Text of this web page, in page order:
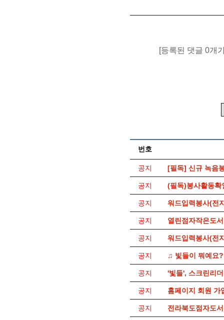
[등록된 댓글 0개
번호
공지 [필독] 신규 녹음
공지 (필독)봉사활동확
공지 워드입력봉사(전
공지 열린점자작은도
공지 워드입력봉사(전
공지 ♫ 빛들이 뭐예요?
공지 '빛들', 스크린리
공지 홈페이지 회원 가
공지 전라북도점자도